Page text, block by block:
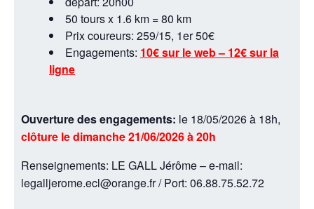
50 tours x 1.6 km = 80 km
Prix coureurs: 259/15, 1er 50€
Engagements: 10€ sur le web – 12€ sur la
ligne
Ouverture des engagements: le 18/05/2026 à 18h,
clôture le dimanche 21/06/2026 à 20h
Renseignements: LE GALL Jérôme – e-mail:
legalljerome.ecl@orange.fr / Port: 06.88.75.52.72